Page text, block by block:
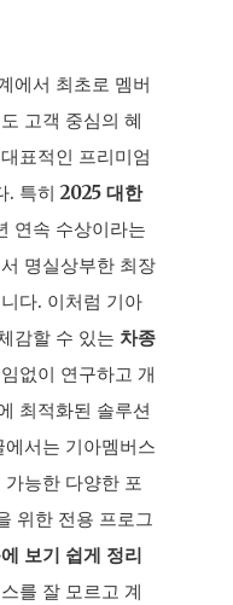
에서 최초로 멤버
고객 중심의 혜
표적인 프리미엄
. 특히2025 대한
연속 수상이라는
명실상부한 최장
다. 이처럼 기아
감할 수 있는 차종
없이 연구하고 개
최적화된 솔루션
서는 기아멤버스
능한 다양한 포
위한 전용 프로그
보기 쉽게 정리
를 잘 모르고 계